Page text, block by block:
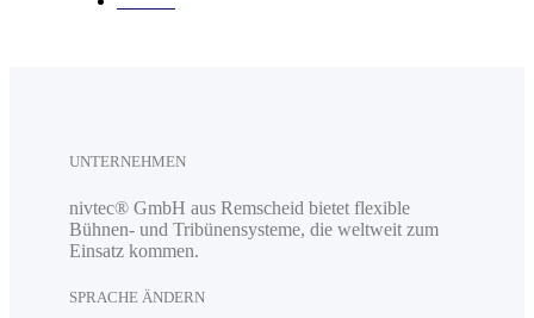
UNTERNEHMEN
nivtec® GmbH aus Remscheid bietet flexible
Bühnen- und Tribünensysteme, die weltweit zum
Einsatz kommen.
SPRACHE ÄNDERN